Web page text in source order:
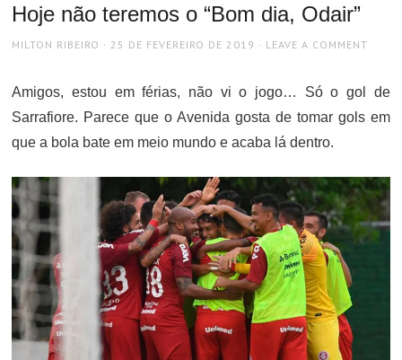
Hoje não teremos o “Bom dia, Odair”
AUTHOR
MILTON RIBEIRO
POSTED
25 DE FEVEREIRO DE 2019 LEAVE A COMMENT
Amigos, estou em férias, não vi o jogo… Só o gol de
Sarrafiore. Parece que o Avenida gosta de tomar gols em
que a bola bate em meio mundo e acaba lá dentro.